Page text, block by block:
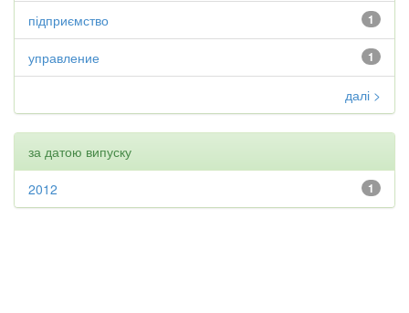
1
підприємство
1
управление
далі >
за датою випуску
1
2012